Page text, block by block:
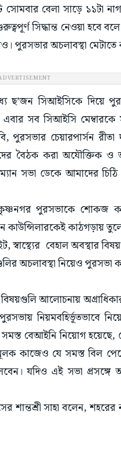
বেলা সাড়ে ১১টা
সিদ্ধান্ত নেওয়া হবে
পুরসভার অচলাবস্থা মেটাতে
সিআইসিকে দিয়ে
এবার সব সিআইসি
পুরসভার চেয়ারপার্সন
বৈঠক করা অযৌক্তিক
সভা ডেকে আমাদের চিঠি
পুরসভাকে শোকজ
কাঠগড়ায়
স্বাস্থ্যের বেহাল অবস্থার
অচলাবস্থা নিয়েও পুরসভা
আলোচনায়
পুরসভায় নিয়মবহির্ভূতভাবে
বেআইনি নিয়োগ
কাজেও যে সমস্ত বিল
যদিও এই সভা প্রসঙ্গে
শান্তশ্রী সাহা বলেন, শহরের